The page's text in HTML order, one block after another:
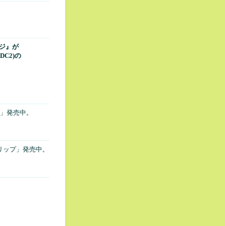
』が
の
発売中。
プ」発売中。